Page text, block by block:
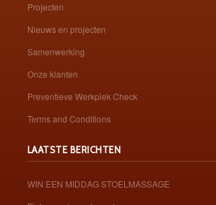
Projecten
Nieuws en projecten
Samenwerking
Onze klanten
Preventieve Werkplek Check
Terms and Conditions
LAATSTE BERICHTEN
WIN EEN MIDDAG STOELMASSAGE